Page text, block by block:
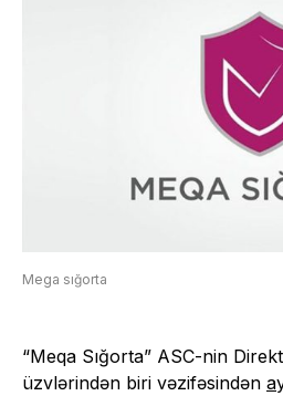
Mega sığorta
“Meqa Sığorta” ASC-nin
üzvlərindən biri vəzifəsindən